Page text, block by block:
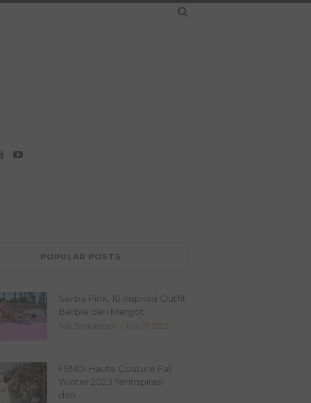
POPULAR POSTS
Serba Pink, 10 Inspirasi Outfit
Barbie dari Margot...
Tak Berkategori July 21, 2023
FENDI Haute Couture Fall
Winter 2023 Terinspirasi
dari...